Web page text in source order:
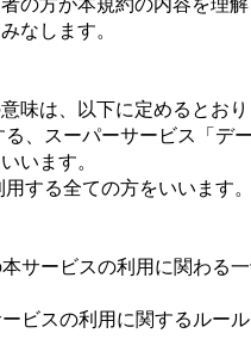
なします。
味は、以下に定めるとおり
、スーパーサービス「デ
います。
する全ての⽅をいいます。
サービスの利⽤に関わる
ビスの利⽤に関するルー